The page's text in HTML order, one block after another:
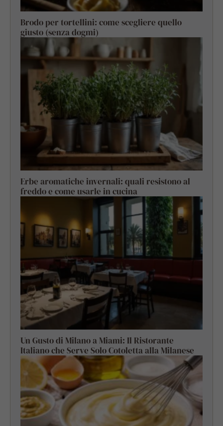
Brodo per tortellini: come scegliere quello
giusto (senza dogmi)
Erbe aromatiche invernali: quali resistono al
freddo e come usarle in cucina
Un Gusto di Milano a Miami: Il Ristorante
Italiano che Serve Solo Cotoletta alla Milanese